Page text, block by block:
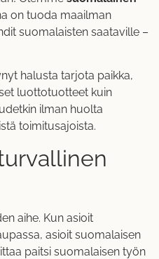
on tuoda maailman
suomalaisten saataville –
halusta tarjota paikka,
luottotuotteet kuin
ilman huolta
toimitusajoista.
aihe. Kun asioit
asioit suomalaisen
paitsi suomalaisen työn